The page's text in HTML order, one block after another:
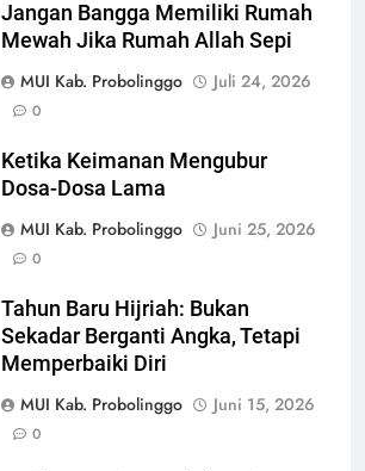
Jangan Bangga Memiliki Rumah
Mewah Jika Rumah Allah Sepi
MUI Kab. Probolinggo
Juli 24, 2026
0
Ketika Keimanan Mengubur
Dosa-Dosa Lama
MUI Kab. Probolinggo
Juni 25, 2026
0
Tahun Baru Hijriah: Bukan
Sekadar Berganti Angka, Tetapi
Memperbaiki Diri
MUI Kab. Probolinggo
Juni 15, 2026
0